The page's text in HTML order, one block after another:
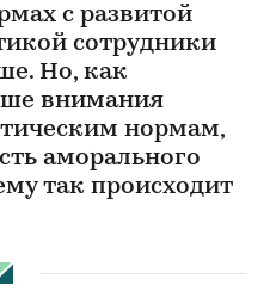
с развитой
сотрудники
Но, как
внимания
нормам,
аморального
так происходит